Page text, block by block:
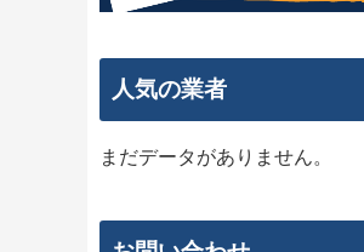
人気の業者
まだデータがありません。